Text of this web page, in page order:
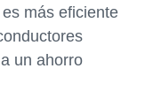
más eficiente
un ahorro